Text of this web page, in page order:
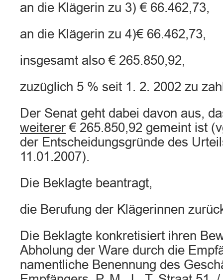
an die Klägerin zu 3) € 66.462,73,
an die Klägerin zu 4)€ 66.462,73,
insgesamt also € 265.850,92,
zuzüglich 5 % seit 1. 2. 2002 zu
Der Senat geht dabei davon aus,
weiterer € 265.850,92 gemeint ist
der Entscheidungsgründe des
11.01.2007).
Die Beklagte beantragt,
die Berufung der Klägerinnen
Die Beklagte konkretisiert ihren
Abholung der Ware durch die
namentliche Benennung des